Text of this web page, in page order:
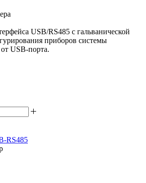
USB/RS485 с гальванической
приборов системы
USB-порта.